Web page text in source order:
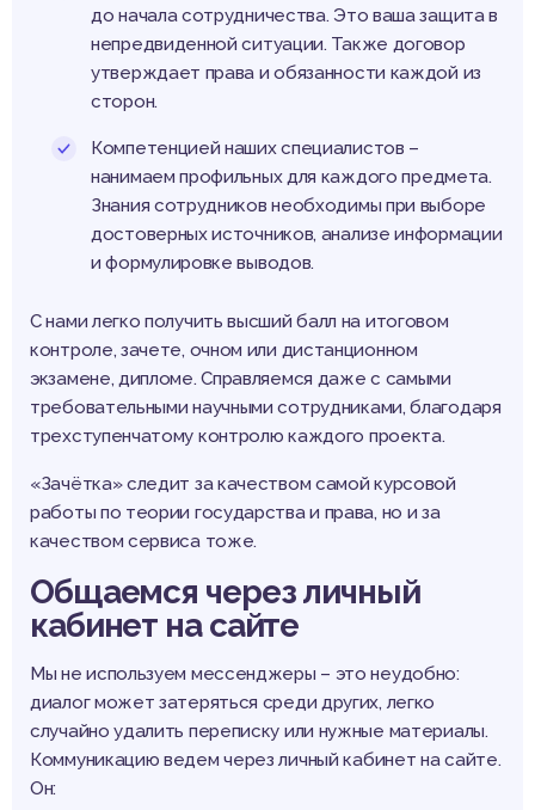
до начала сотрудничества. Это ваша защита в
непредвиденной ситуации. Также договор
утверждает права и обязанности каждой из
сторон.
Компетенцией наших специалистов –
нанимаем профильных для каждого предмета.
Знания сотрудников необходимы при выборе
достоверных источников, анализе информации
и формулировке выводов.
С нами легко получить высший балл на итоговом
контроле, зачете, очном или дистанционном
экзамене, дипломе. Справляемся даже с самыми
требовательными научными сотрудниками, благодаря
трехступенчатому контролю каждого проекта.
«Зачётка» следит за качеством самой курсовой
работы по теории государства и права, но и за
качеством сервиса тоже.
Общаемся через личный
кабинет на сайте
Мы не используем мессенджеры – это неудобно:
диалог может затеряться среди других, легко
случайно удалить переписку или нужные материалы.
Коммуникацию ведем через личный кабинет на сайте.
Он: